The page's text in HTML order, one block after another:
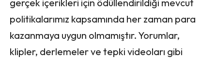
gerçek içerikleri için ödüllendirildiği mevcut
politikalarımız kapsamında her zaman para
kazanmaya uygun olmamıştır. Yorumlar,
klipler, derlemeler ve tepki videoları gibi